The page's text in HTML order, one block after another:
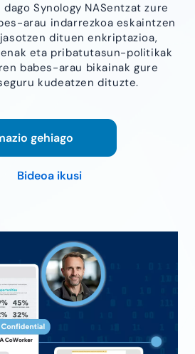
Synology NASentzat zure
arau indarrezkoa eskaintzen
dituen enkriptazioa,
eta pribatutasun-politikak
babes-arau bikainak gure
kudeatzen dituzte.
gehiago
Bideoa ikusi